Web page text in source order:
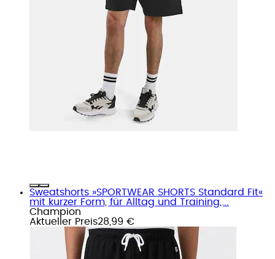
Sweatshorts »SPORTWEAR SHORTS Standard Fit«
mit kurzer Form, für Alltag und Training,...
Champion
Aktueller Preis28,99 €